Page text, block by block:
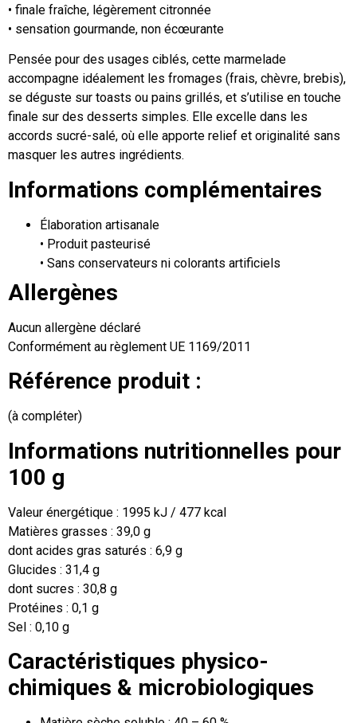
• finale fraîche, légèrement citronnée
• sensation gourmande, non écœurante
Pensée pour des usages ciblés, cette marmelade
accompagne idéalement les fromages (frais, chèvre, brebis),
se déguste sur toasts ou pains grillés, et s’utilise en touche
finale sur des desserts simples. Elle excelle dans les
accords sucré-salé, où elle apporte relief et originalité sans
masquer les autres ingrédients.
Informations complémentaires
Élaboration artisanale
• Produit pasteurisé
• Sans conservateurs ni colorants artificiels
Allergènes
Aucun allergène déclaré
Conformément au règlement UE 1169/2011
Référence produit :
(à compléter)
Informations nutritionnelles pour
100 g
Valeur énergétique : 1995 kJ / 477 kcal
Matières grasses : 39,0 g
dont acides gras saturés : 6,9 g
Glucides : 31,4 g
dont sucres : 30,8 g
Protéines : 0,1 g
Sel : 0,10 g
Caractéristiques physico-
chimiques & microbiologiques